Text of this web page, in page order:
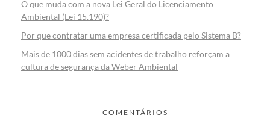
O que muda com a nova Lei Geral do Licenciamento
Ambiental (Lei 15.190)?
Por que contratar uma empresa certificada pelo Sistema B?
Mais de 1000 dias sem acidentes de trabalho reforçam a
cultura de segurança da Weber Ambiental
COMENTÁRIOS